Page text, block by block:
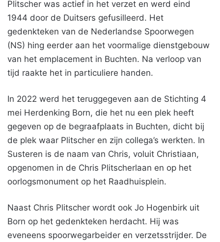
Plitscher was actief in het verzet en werd eind
1944 door de Duitsers gefusilleerd. Het
gedenkteken van de Nederlandse Spoorwegen
(NS) hing eerder aan het voormalige dienstgebouw
van het emplacement in Buchten. Na verloop van
tijd raakte het in particuliere handen.
In 2022 werd het teruggegeven aan de Stichting 4
mei Herdenking Born, die het nu een plek heeft
gegeven op de begraafplaats in Buchten, dicht bij
de plek waar Plitscher en zijn collega’s werkten. In
Susteren is de naam van Chris, voluit Christiaan,
opgenomen in de Chris Plitscherlaan en op het
oorlogsmonument op het Raadhuisplein.
Naast Chris Plitscher wordt ook Jo Hogenbirk uit
Born op het gedenkteken herdacht. Hij was
eveneens spoorwegarbeider en verzetsstrijder. De